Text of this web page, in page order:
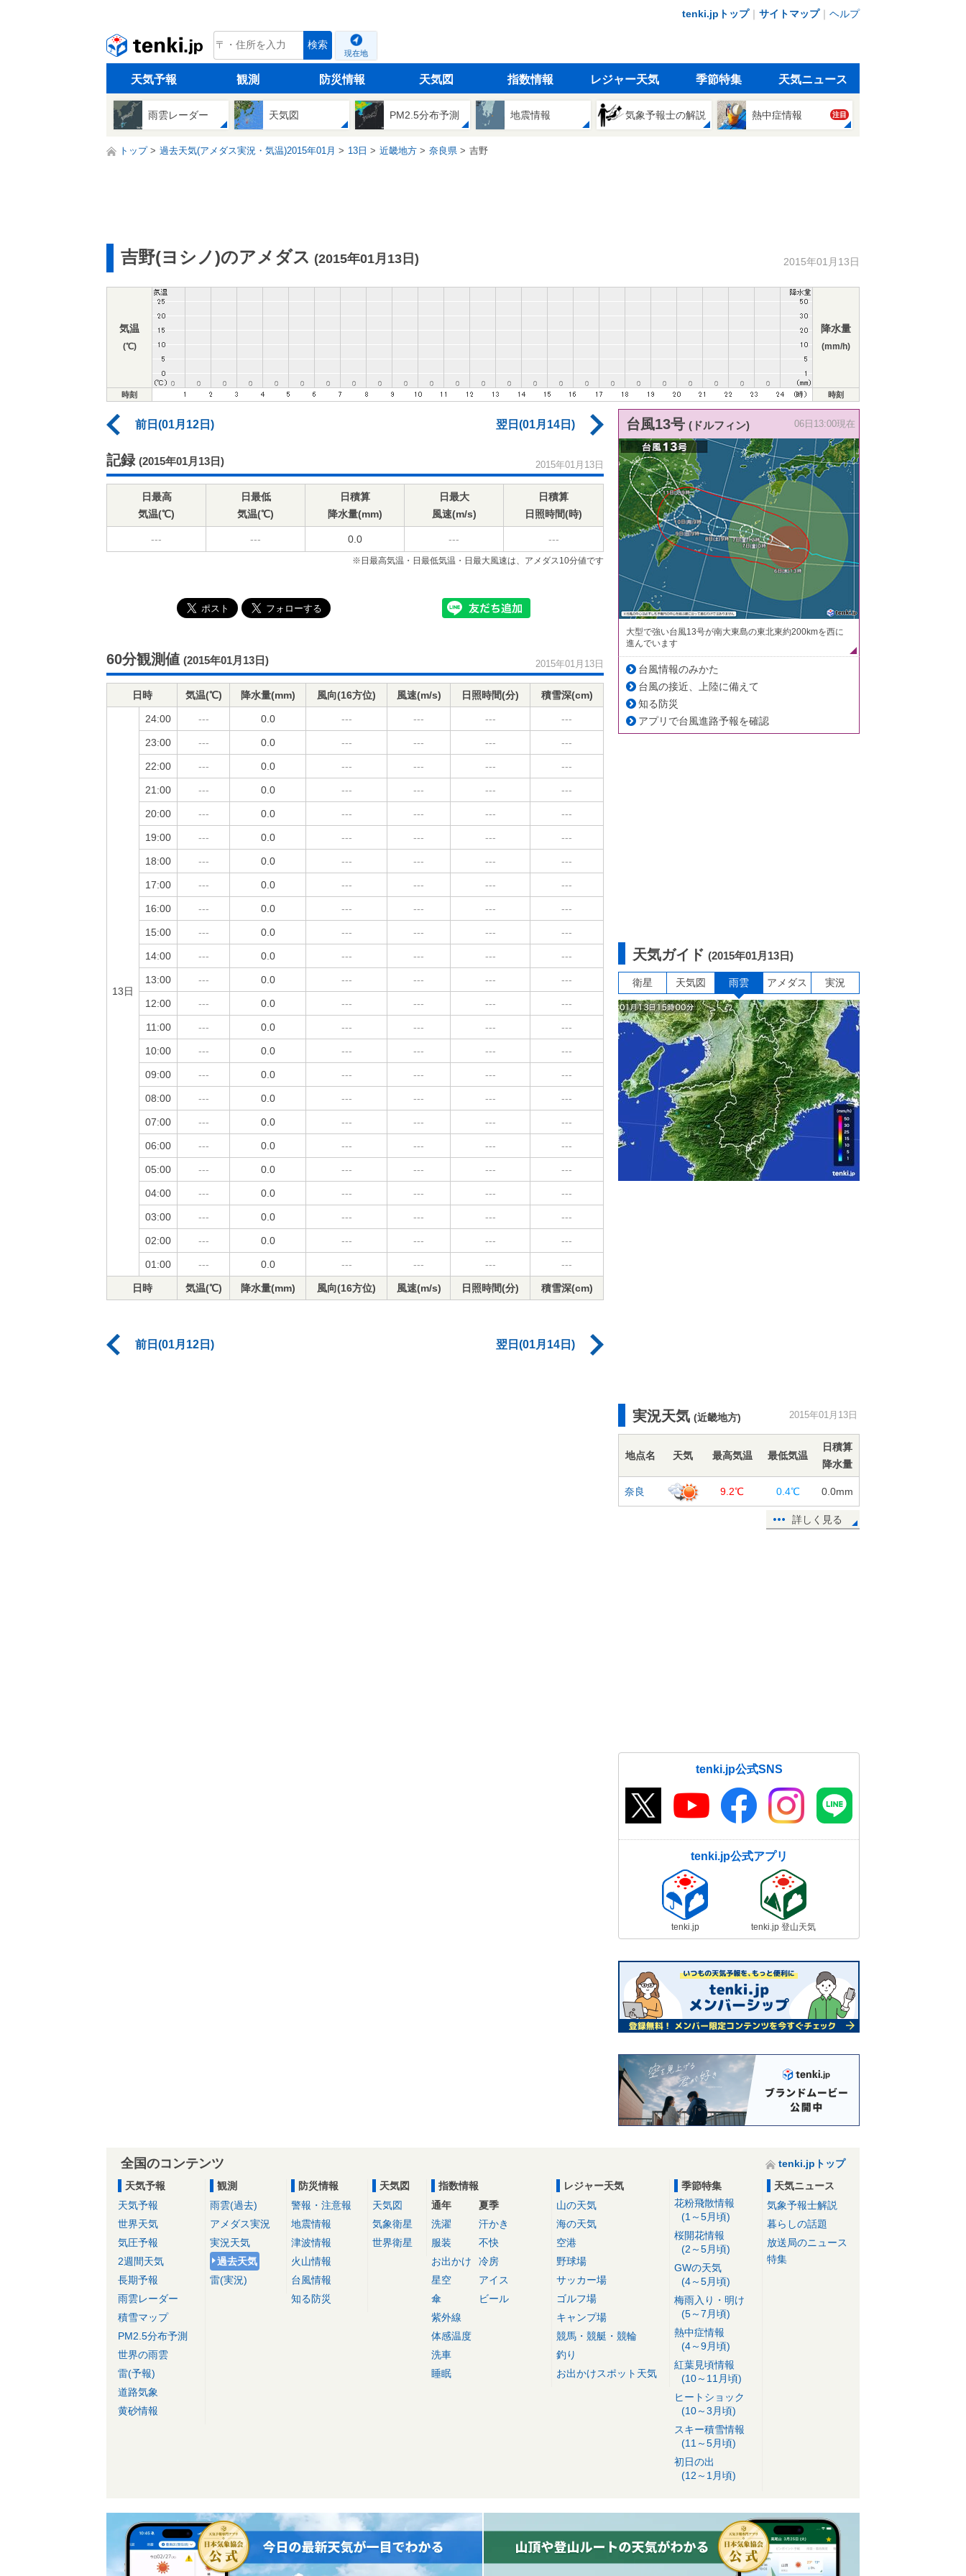
tenki.jpトップ｜ サイトマップ｜ ヘルプ
tenki.jp 検索
現在地
天気予報 観測 防災情報 天気図 指数情報 レジャー天気 季節特集 天気ニュース
雨雲レーダー 天気図 PM2.5分布予測 地震情報 気象予報士の解説 熱中症情報 注目
トップ 過去天気(アメダス実況・気温)2015年01月 13日 近畿地方 奈良県 吉野
吉野(ヨシノ)のアメダス (2015年01月13日) 2015年01月13日
気温
(℃)
降水量
(mm/h)
時刻 時刻
前日(01月12日) 翌日(01月14日)
記録 (2015年01月13日) 2015年01月13日
日最高
気温(℃)
日最低
気温(℃)
日積算
降水量(mm)
日最大
風速(m/s)
日積算
日照時間(時)
--- --- 0.0 --- ---
※日最高気温・日最低気温・日最大風速は、アメダス10分値です
60分観測値 (2015年01月13日) 2015年01月13日
日時 気温(℃) 降水量(mm) 風向(16方位) 風速(m/s) 日照時間(分) 積雪深(cm)
13日
24:00 --- 0.0 --- --- --- ---
23:00 --- 0.0 --- --- --- ---
22:00 --- 0.0 --- --- --- ---
21:00 --- 0.0 --- --- --- ---
20:00 --- 0.0 --- --- --- ---
19:00 --- 0.0 --- --- --- ---
18:00 --- 0.0 --- --- --- ---
17:00 --- 0.0 --- --- --- ---
16:00 --- 0.0 --- --- --- ---
15:00 --- 0.0 --- --- --- ---
14:00 --- 0.0 --- --- --- ---
13:00 --- 0.0 --- --- --- ---
12:00 --- 0.0 --- --- --- ---
11:00 --- 0.0 --- --- --- ---
10:00 --- 0.0 --- --- --- ---
09:00 --- 0.0 --- --- --- ---
08:00 --- 0.0 --- --- --- ---
07:00 --- 0.0 --- --- --- ---
06:00 --- 0.0 --- --- --- ---
05:00 --- 0.0 --- --- --- ---
04:00 --- 0.0 --- --- --- ---
03:00 --- 0.0 --- --- --- ---
02:00 --- 0.0 --- --- --- ---
01:00 --- 0.0 --- --- --- ---
日時 気温(℃) 降水量(mm) 風向(16方位) 風速(m/s) 日照時間(分) 積雪深(cm)
前日(01月12日) 翌日(01月14日)
台風13号 (ドルフィン) 06日13:00現在
大型で強い台風13号が南大東島の東北東約200kmを西に
進んでいます
台風情報のみかた
台風の接近、上陸に備えて
知る防災
アプリで台風進路予報を確認
天気ガイド (2015年01月13日)
衛星 天気図 雨雲 アメダス 実況
実況天気 (近畿地方) 2015年01月13日
地点名 天気 最高気温 最低気温
日積算
降水量
奈良 9.2℃ 0.4℃ 0.0mm
詳しく見る
tenki.jp公式SNS
tenki.jp公式アプリ
tenki.jp tenki.jp 登山天気
全国のコンテンツ
tenki.jpトップ
天気予報
天気予報
世界天気
気圧予報
2週間天気
長期予報
雨雲レーダー
積雪マップ
PM2.5分布予測
世界の雨雲
雷(予報)
道路気象
黄砂情報
観測
雨雲(過去)
アメダス実況
実況天気
過去天気
雷(実況)
防災情報
警報・注意報
地震情報
津波情報
火山情報
台風情報
知る防災
天気図
天気図
気象衛星
世界衛星
指数情報
通年
洗濯
服装
お出かけ
星空
傘
紫外線
体感温度
洗車
睡眠
夏季
汗かき
不快
冷房
アイス
ビール
レジャー天気
山の天気
海の天気
空港
野球場
サッカー場
ゴルフ場
キャンプ場
競馬・競艇・競輪
釣り
お出かけスポット天気
季節特集
花粉飛散情報
(1～5月頃)
桜開花情報
(2～5月頃)
GWの天気
(4～5月頃)
梅雨入り・明け
(5～7月頃)
熱中症情報
(4～9月頃)
紅葉見頃情報
(10～11月頃)
ヒートショック
(10～3月頃)
スキー積雪情報
(11～5月頃)
初日の出
(12～1月頃)
天気ニュース
気象予報士解説
暮らしの話題
放送局のニュース
特集